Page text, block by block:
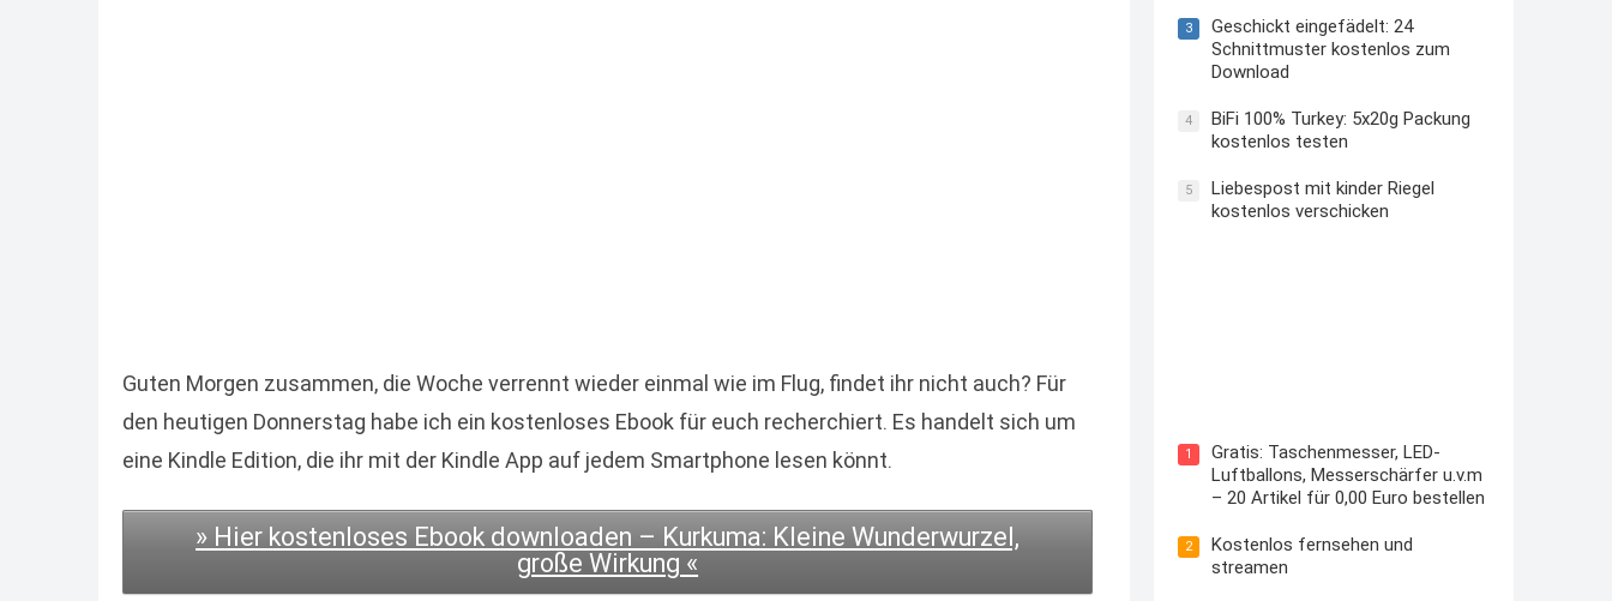
Guten Morgen zusammen, die Woche verrennt wieder einmal wie im Flug, findet ihr nicht auch? Für
den heutigen Donnerstag habe ich ein kostenloses Ebook für euch recherchiert. Es handelt sich um
eine Kindle Edition, die ihr mit der Kindle App auf jedem Smartphone lesen könnt.
» Hier kostenloses Ebook downloaden – Kurkuma: Kleine Wunderwurzel,
große Wirkung «
3
Geschickt eingefädelt: 24
Schnittmuster kostenlos zum
Download
4
BiFi 100% Turkey: 5x20g Packung
kostenlos testen
5
Liebespost mit kinder Riegel
kostenlos verschicken
1
Gratis: Taschenmesser, LED-
Luftballons, Messerschärfer u.v.m
– 20 Artikel für 0,00 Euro bestellen
2
Kostenlos fernsehen und
streamen